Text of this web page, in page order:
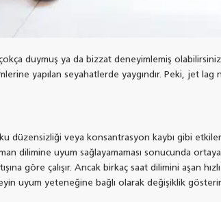
duymuş ya da bizzat deneyimlemiş
yapılan seyahatlerde yaygındır. Peki, jet lag
düzensizliği veya konsantrasyon kaybı gibi
dilimine uyum sağlayamaması sonucunda
göre çalışır. Ancak birkaç saat dilimini aşan
uyum yeteneğine bağlı olarak değişiklik